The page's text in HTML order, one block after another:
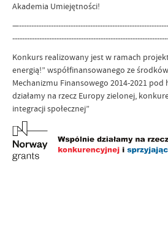
Akademia Umiejętności!
Konkurs realizowany jest w ramach
energią!” współfinansowanego ze
Mechanizmu Finansowego 2014-2021 pod
działamy na rzecz Europy zielonej,
integracji społecznej”